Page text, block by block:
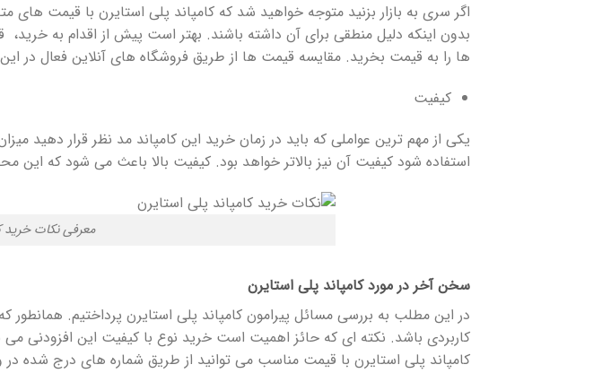
اگر سری به بازار بزنید متوجه خواهید شد که کامپاند پلی استایرن با قیمت
بدون اینکه دلیل منطقی برای آن داشته باشند. بهتر است پیش از اقدام به
ها را به قیمت بخرید. مقایسه قیمت ها از طریق فروشگاه های آنلاین فعال در
کیفیت
یکی از مهم ترین عواملی که باید در زمان خرید این کامپاند مد نظر قرار
استفاده شود کیفیت آن نیز بالاتر خواهد بود. کیفیت بالا باعث می شود که این
معرفی نکات خرید
سخن آخر در مورد کامپاند پلی استایرن
در این مطلب به بررسی مسائل پیرامون کامپاند پلی استایرن پرداختیم.
کاربردی باشد. نکته ای که حائز اهمیت است خرید نوع با کیفیت این افزودنی می
کامپاند پلی استایرن با قیمت مناسب می توانید از طریق شماره های درج شده